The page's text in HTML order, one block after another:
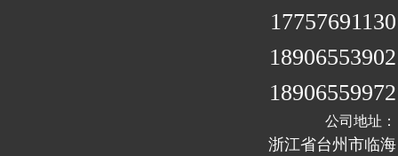
17757691130
18906553902
18906559972
公司地址：
浙江省台州市临海